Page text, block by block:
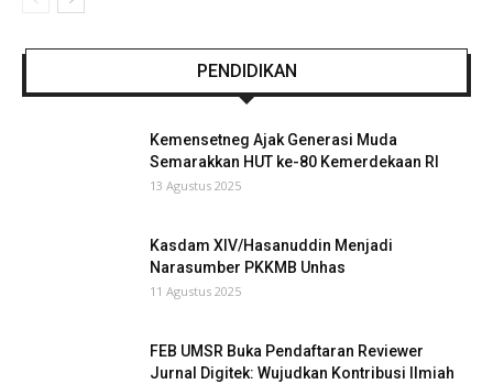
PENDIDIKAN
Kemensetneg Ajak Generasi Muda
Semarakkan HUT ke-80 Kemerdekaan RI
13 Agustus 2025
Kasdam XIV/Hasanuddin Menjadi
Narasumber PKKMB Unhas
11 Agustus 2025
FEB UMSR Buka Pendaftaran Reviewer
Jurnal Digitek: Wujudkan Kontribusi Ilmiah